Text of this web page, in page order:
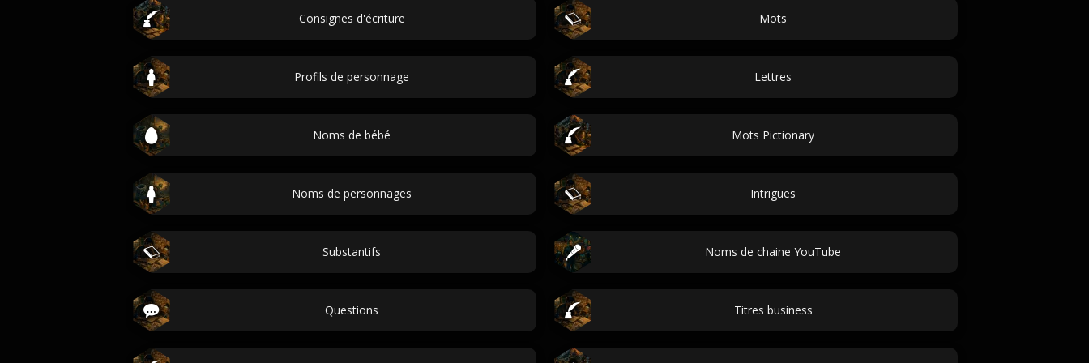
Consignes d'écriture Mots
Profils de personnage Lettres
Noms de bébé Mots Pictionary
Noms de personnages Intrigues
Substantifs Noms de chaine YouTube
Questions Titres business